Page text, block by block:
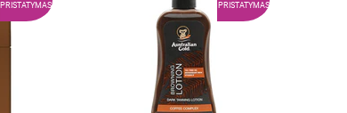
PRISTATYMAS
PRISTATYMAS